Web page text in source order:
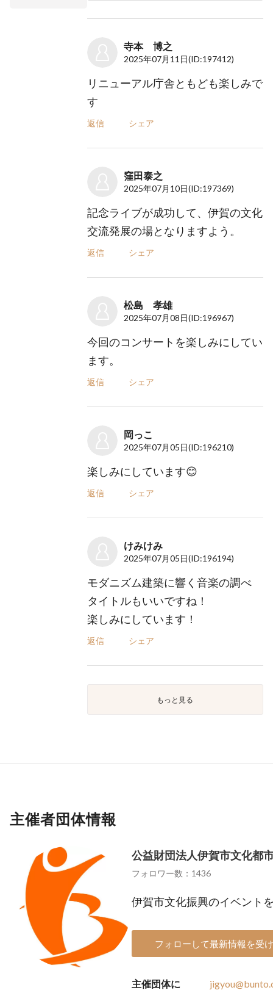
寺本 博之
2025年07月11日(ID:197412)
リニューアル庁舎ともども楽しみで
す
返信 シェア
窪田泰之
2025年07月10日(ID:197369)
記念ライブが成功して、伊賀の文化
交流発展の場となりますよう。
返信 シェア
松島 孝雄
2025年07月08日(ID:196967)
今回のコンサートを楽しみにしてい
ます。
返信 シェア
岡っこ
2025年07月05日(ID:196210)
楽しみにしています😊
返信 シェア
けみけみ
2025年07月05日(ID:196194)
モダニズム建築に響く音楽の調べ
タイトルもいいですね！
楽しみにしています！
返信 シェア
もっと見る
主催者団体情報
公益財団法人伊賀市文化都
フォロワー数：1436
伊賀市文化振興のイベント
フォローして最新情報を受
主催団体に